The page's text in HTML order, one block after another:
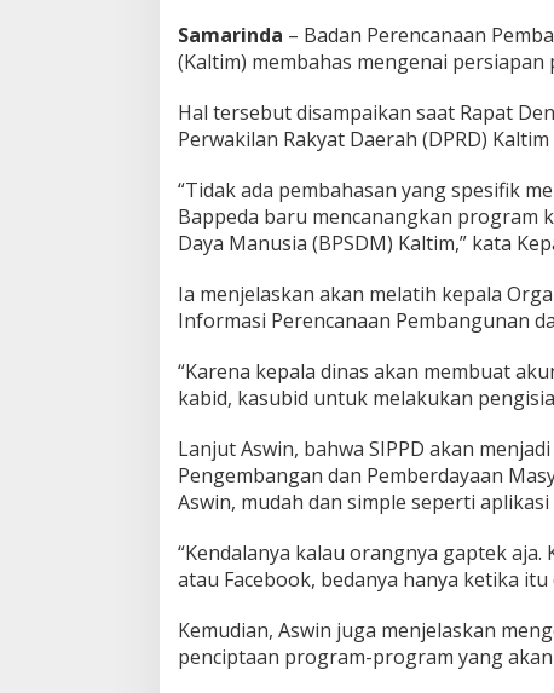
Samarinda – Badan Perencanaan
(Kaltim) membahas mengenai
Hal tersebut disampaikan saat Rapat
Perwakilan Rakyat Daerah (DPRD)
“Tidak ada pembahasan yang spesifik
Bappeda baru mencanangkan program
Daya Manusia (BPSDM) Kaltim,” kata
Ia menjelaskan akan melatih kepala
Informasi Perencanaan Pembangunan
“Karena kepala dinas akan membuat
kabid, kasubid untuk melakukan
Lanjut Aswin, bahwa SIPPD akan
Pengembangan dan Pemberdayaan
Aswin, mudah dan simple seperti aplikasi
“Kendalanya kalau orangnya gaptek
atau Facebook, bedanya hanya ketika
Kemudian, Aswin juga menjelaskan
penciptaan program-program yang